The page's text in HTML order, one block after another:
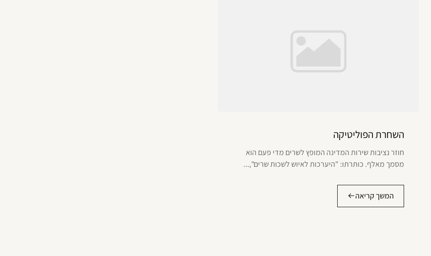
השחרת הפוליטיקה
חוזר נציבות שירות המדינה המופץ לשרים מדי פעם הוא
מסמך מאלף. כותרתו: "היערכות לאיוש לשכות שרים",...
המשך קריאה